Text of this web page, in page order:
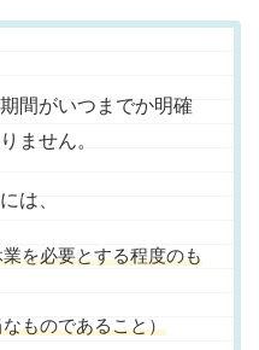
間がいつまでか明確
ません。
は、
を必要とする程度のも
ものであること）